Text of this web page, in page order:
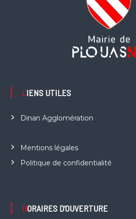
LIENS UTILES
Dinan Agglomération
Mentions légales
Politique de confidentialité
HORAIRES D’OUVERTURE